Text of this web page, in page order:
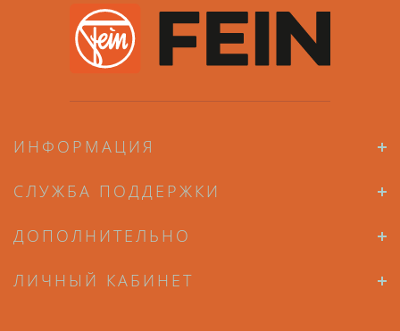
ИНФОРМАЦИЯ
СЛУЖБА ПОДДЕРЖКИ
ДОПОЛНИТЕЛЬНО
ЛИЧНЫЙ КАБИНЕТ